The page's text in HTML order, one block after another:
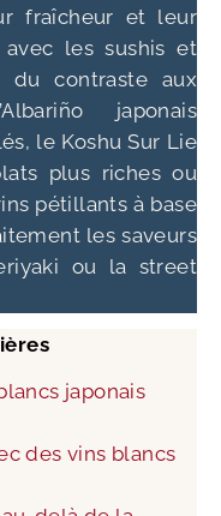
fraîcheur et leur
les sushis et
du contraste aux
japonais
le Koshu Sur Lie
plus riches ou
pétillants à base
les saveurs
ou la street
japonais
des vins blancs